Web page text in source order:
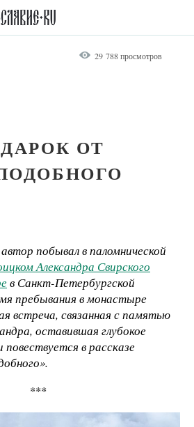
29 788 просмотров
ОТ
побывал в паломнической
Александра Свирского
в Санкт-Петербургской
пребывания в монастыре
встреча, связанная с памятью
оставившая глубокое
повествуется в рассказе
***